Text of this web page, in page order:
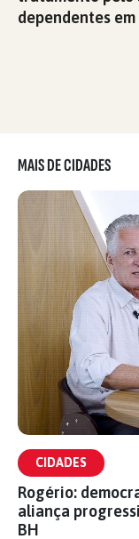
dependentes
MAIS DE CIDADES
CIDADES
Rogério:
aliança
BH